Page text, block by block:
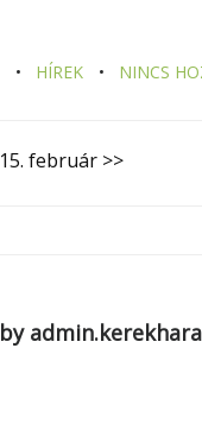
HÍREK NINCS
február >>